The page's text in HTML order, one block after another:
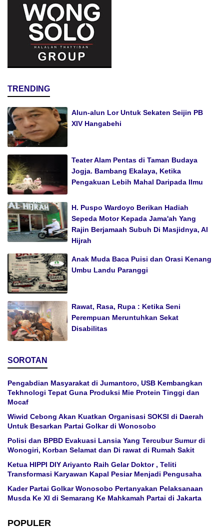
TRENDING
Alun-alun Lor Untuk Sekaten Seijin PB
XIV Hangabehi
Teater Alam Pentas di Taman Budaya
Jogja. Bambang Ekalaya, Ketika
Pengakuan Lebih Mahal Daripada Ilmu
H. Puspo Wardoyo Berikan Hadiah
Sepeda Motor Kepada Jama'ah Yang
Rajin Berjamaah Subuh Di Masjidnya, Al
Hijrah
Anak Muda Baca Puisi dan Orasi Kenang
Umbu Landu Paranggi
Rawat, Rasa, Rupa : Ketika Seni
Perempuan Meruntuhkan Sekat
Disabilitas
SOROTAN
Pengabdian Masyarakat di Jumantoro, USB Kembangkan
Tekhnologi Tepat Guna Produksi Mie Protein Tinggi dan
Mocaf
Wiwid Cebong Akan Kuatkan Organisasi SOKSI di Daerah
Untuk Besarkan Partai Golkar di Wonosobo
Polisi dan BPBD Evakuasi Lansia Yang Tercubur Sumur di
Wonogiri, Korban Selamat dan Di rawat di Rumah Sakit
Ketua HIPPI DIY Ariyanto Raih Gelar Doktor , Teliti
Transformasi Karyawan Kapal Pesiar Menjadi Pengusaha
Kader Partai Golkar Wonosobo Pertanyakan Pelaksanaan
Musda Ke XI di Semarang Ke Mahkamah Partai di Jakarta
POPULER